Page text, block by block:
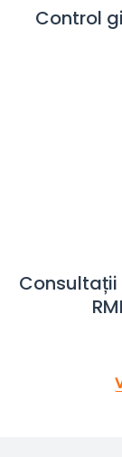
Control